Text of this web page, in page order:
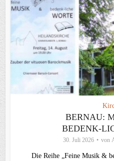
BERNAU:
BEDENK-
30. Juli 2026 von
Die Reihe „Feine Musik &